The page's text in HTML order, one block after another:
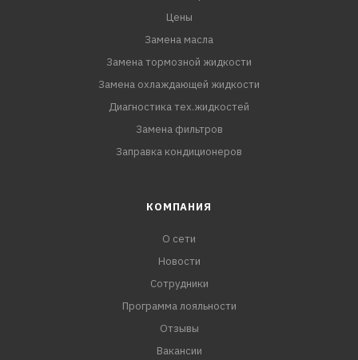
Цены
Замена масла
Замена тормозной жидкости
Замена охлаждающей жидкости
Диагностика тех.жидкостей
Замена фильтров
Заправка кондиционеров
КОМПАНИЯ
О сети
Новости
Сотрудники
Программа лояльности
Отзывы
Вакансии